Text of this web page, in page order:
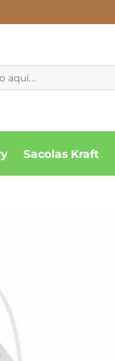
Sacolas Kraft